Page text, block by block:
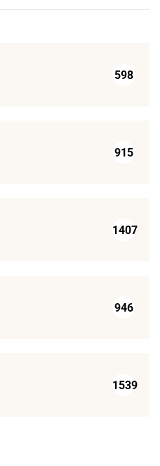
598
915
1407
946
1539